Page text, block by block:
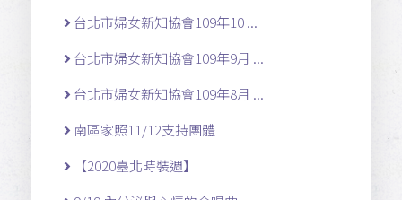
台北市婦女新知協會109年10 ...
台北市婦女新知協會109年9月 ...
台北市婦女新知協會109年8月 ...
南區家照11/12支持團體
【2020臺北時裝週】